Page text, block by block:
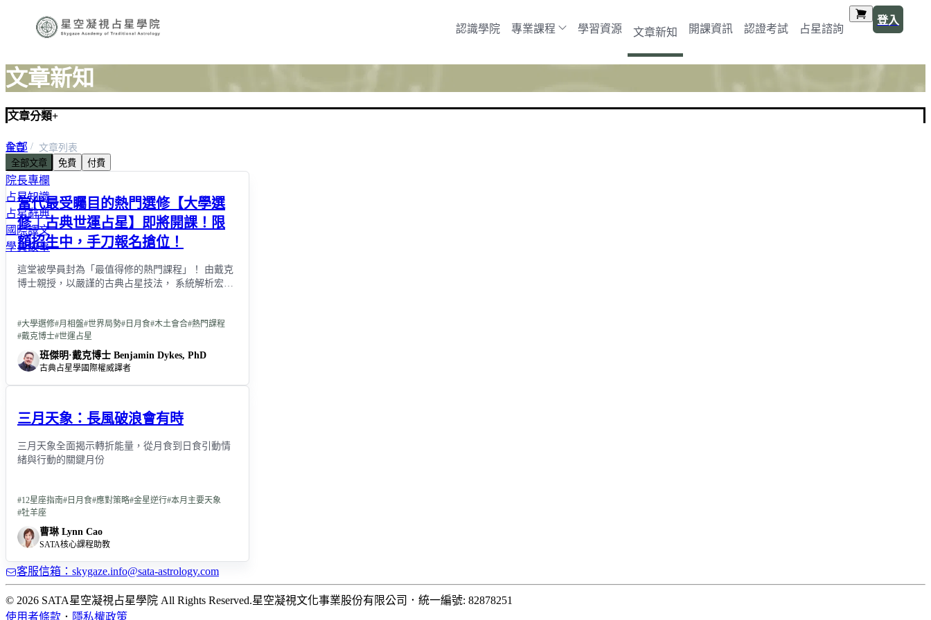
認識學院 專業課程 學習資源 文章新知 開課資訊 認證考試 占星諮詢
登入
文章新知
文章分類+
全部
最新消息
院長專欄
占星知識
占星辭典
國際譯文
學員故事
首頁
文章列表
全部文章
免費 付費
當代最受矚目的熱門選修【大學選
修｜古典世運占星】即將開課！限
額招生中，手刀報名搶位！
這堂被學員封為「最值得修的熱門課程」！ 由戴克
博士親授，以嚴謹的古典占星技法， 系統解析宏觀
#大學選修#月相盤#世界局勢# 日月食#木土會合#熱門課程
#戴克博士#世運占星
班傑明·戴克博士 Benjamin Dykes, PhD
古典占星學國際權威譯者
三月天象：長風破浪會有時
三月天象全面揭示轉折能量，從月食到日食引動情
緒與行動的關鍵月份
#12星座指南# 日月食#應對策略#金星逆行#本月主要天象
#牡羊座
曹琳 Lynn Cao
SATA核心課程助教
客服信箱：skygaze.info@sata-astrology.com
© 2026 SATA星空凝視占星學院 All Rights Reserved.星空凝視文化事業股份有限公司 ． 統一編號: 82878251
使用者條款 ． 隱私權政策